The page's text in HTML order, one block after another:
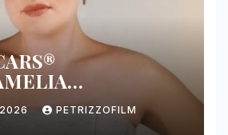
RETURNS
YEARPETRIZZOFILM